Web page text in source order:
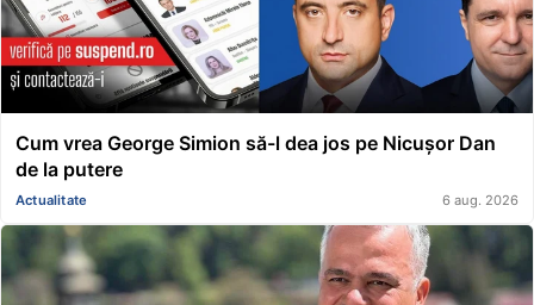
Cum vrea George Simion să-l dea jos pe Nicușor Dan
de la putere
Actualitate 6 aug. 2026